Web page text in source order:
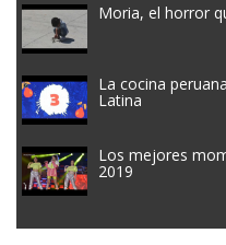
Moria, el horror
La cocina
Latina
Los mejores
2019